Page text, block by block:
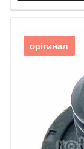
орігинал